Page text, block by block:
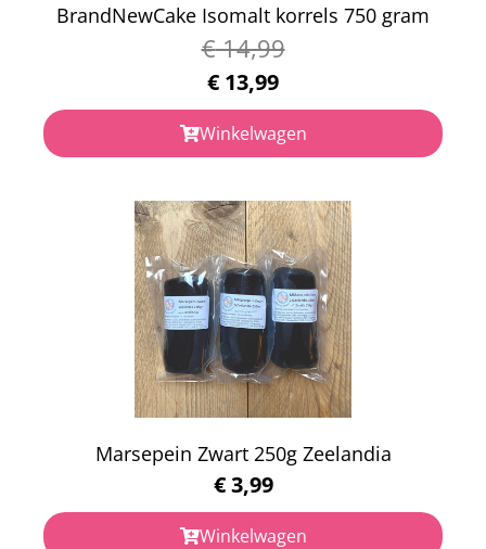
BrandNewCake Isomalt korrels 750 gram
€14,99
€ 13,99
Winkelwagen
Marsepein Zwart 250g Zeelandia
€3,99
Winkelwagen